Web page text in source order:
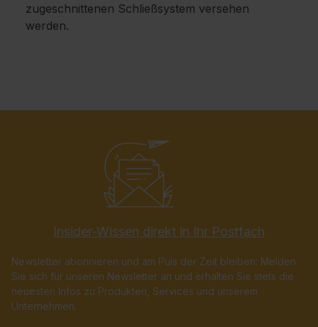
zugeschnittenen Schließsystem versehen
werden.
Insider-Wissen direkt in Ihr Postfach
Newsletter abonnieren und am Puls der Zeit bleiben: Melden
Sie sich für unseren Newsletter an und erhalten Sie stets die
neuesten Infos zu Produkten, Services und unserem
Unternehmen.